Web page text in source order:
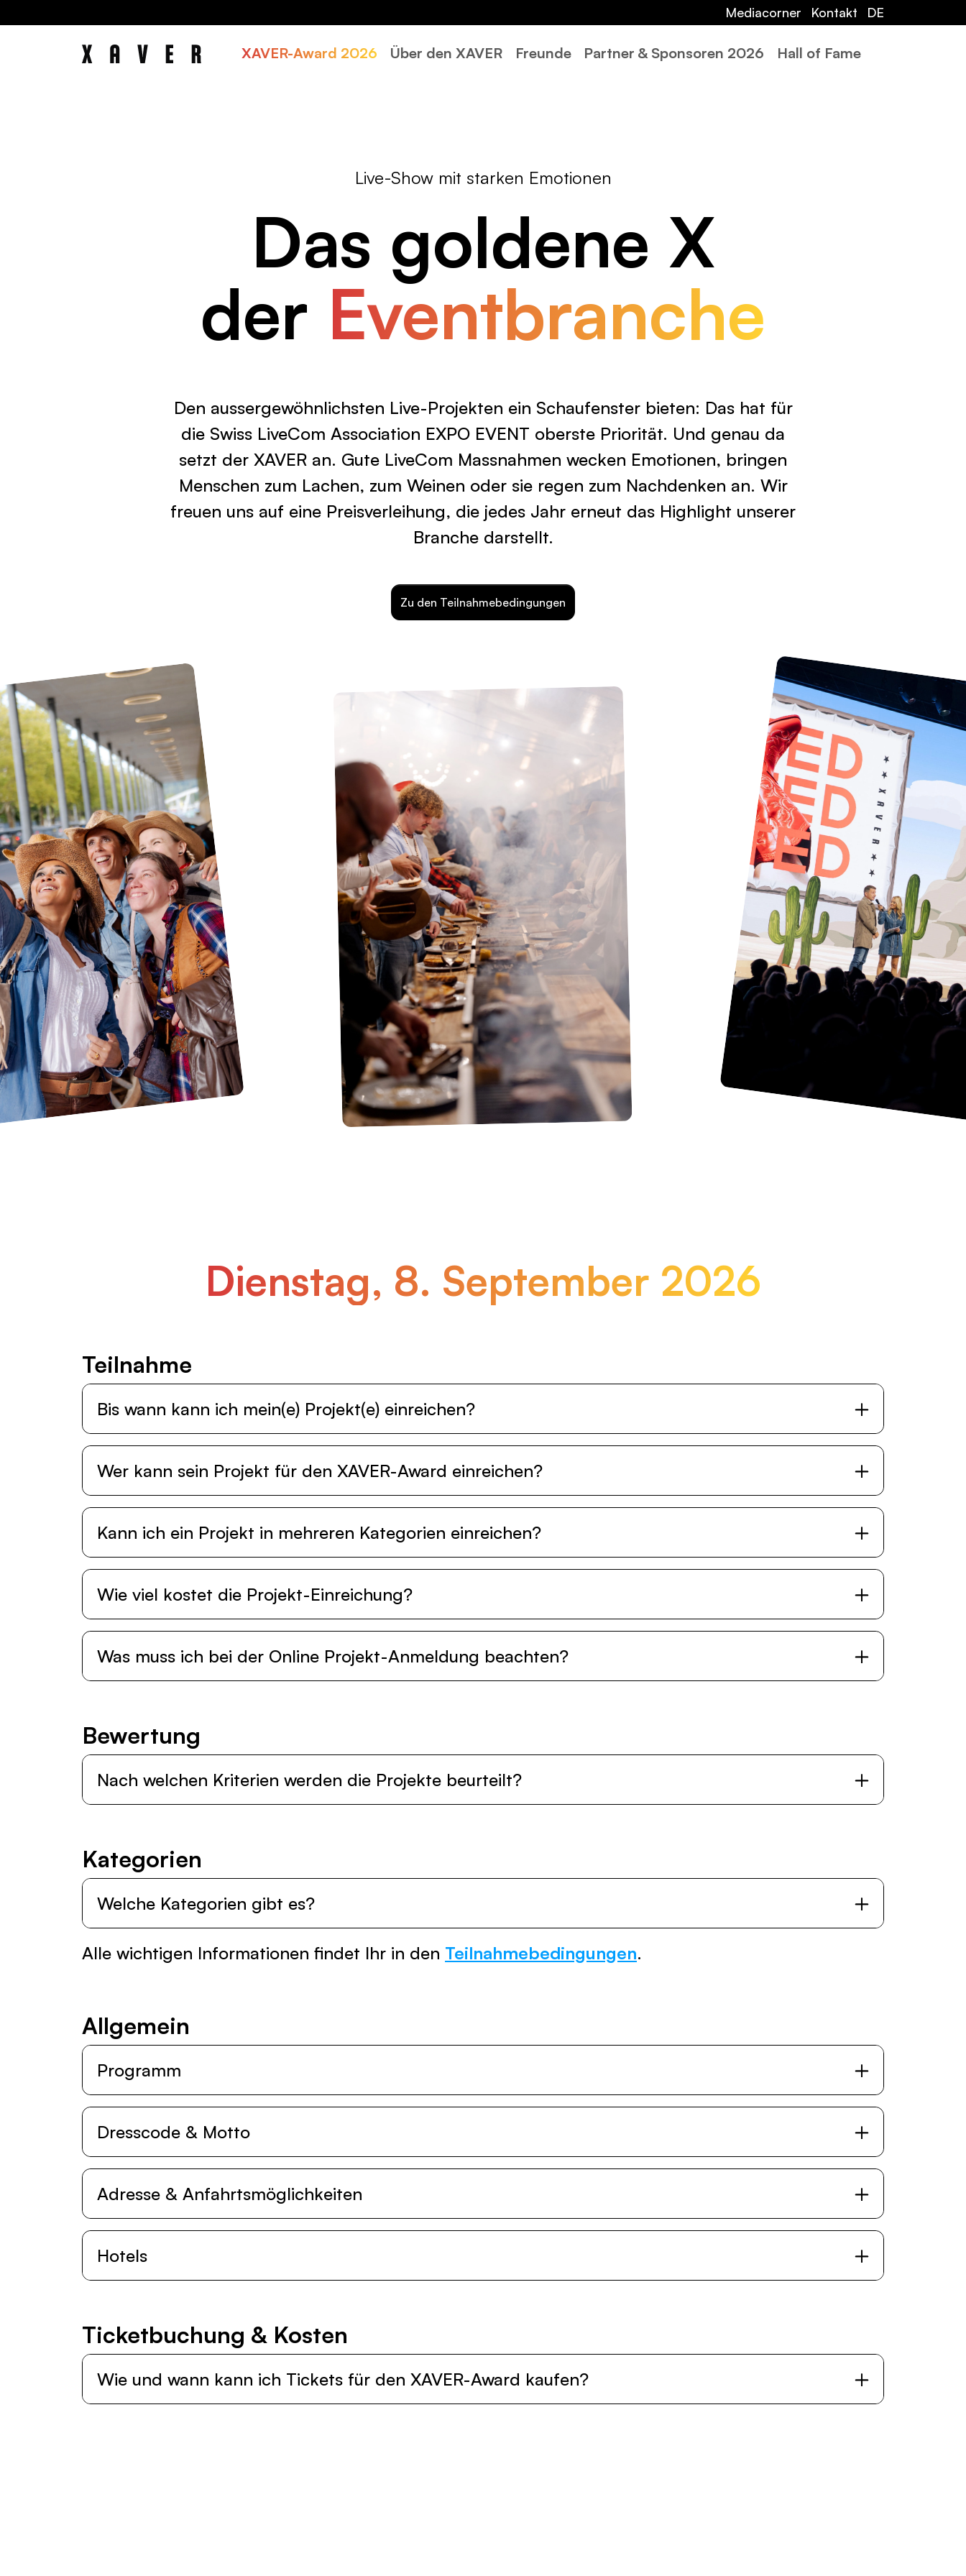
Mediacorner Kontakt DE
XAVER-Award 2026 Über den XAVER Freunde Partner & Sponsoren 2026 Hall of Fame
Live-Show mit star­ken Emo­ti­o­nen
Das gol­de­ne X
der Event­bran­che
Den aussergewöhnlichsten Live-Projekten ein Schaufenster bieten: Das hat für
die Swiss LiveCom Association EXPO EVENT oberste Priorität. Und genau da
setzt der XAVER an. Gute LiveCom Massnahmen wecken Emotionen, bringen
Menschen zum Lachen, zum Weinen oder sie regen zum Nachdenken an. Wir
freuen uns auf eine Preisverleihung, die jedes Jahr erneut das Highlight unserer
Branche darstellt.
Zu den Teilnahmebedingungen
Diens­­tag, 8. Sep­tem­­ber 2026
Teil­nah­me
Bis wann kann ich mein(e) Projekt(e) einreichen?
Wer kann sein Projekt für den XAVER-Award einreichen?
Kann ich ein Projekt in mehreren Kategorien einreichen?
Wie viel kostet die Projekt-Einreichung?
Was muss ich bei der Online Projekt-Anmeldung beachten?
Be­wer­tung
Nach welchen Kriterien werden die Projekte beurteilt?
Ka­te­go­ri­en
Welche Kategorien gibt es?
Alle wichtigen Informationen findet Ihr in den Teilnahmebedingungen.
All­ge­mein
Programm
Dresscode & Motto
Adresse & Anfahrtsmöglichkeiten
Hotels
Ti­cket­bu­chung & Kos­ten
Wie und wann kann ich Tickets für den XAVER-Award kaufen?